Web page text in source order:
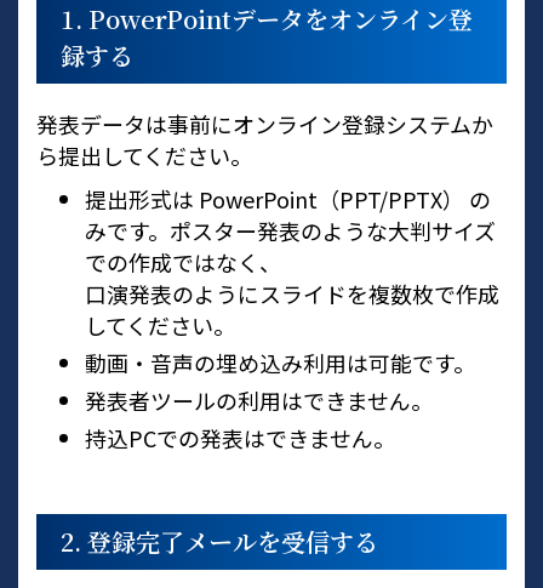
1. PowerPointデータをオンライン登
録する
発表データは事前にオンライン登録システムか
ら提出してください。
提出形式は PowerPoint（PPT/PPTX） の
みです。ポスター発表のような大判サイズ
での作成ではなく、
口演発表のようにスライドを複数枚で作成
してください。
動画・音声の埋め込み利用は可能です。
発表者ツールの利用はできません。
持込PCでの発表はできません。
2. 登録完了メールを受信する